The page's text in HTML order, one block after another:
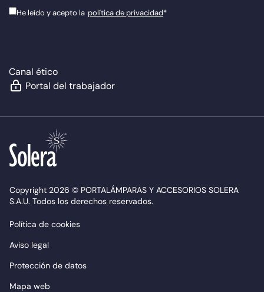
He leído y acepto la política de privacidad*
Canal ético
Portal del trabajador
Copyright 2026 © PORTALÁMPARAS Y ACCESORIOS SOLERA
S.A.U. Todos los derechos reservados.
Política de cookies
Aviso legal
Protección de datos
Mapa web